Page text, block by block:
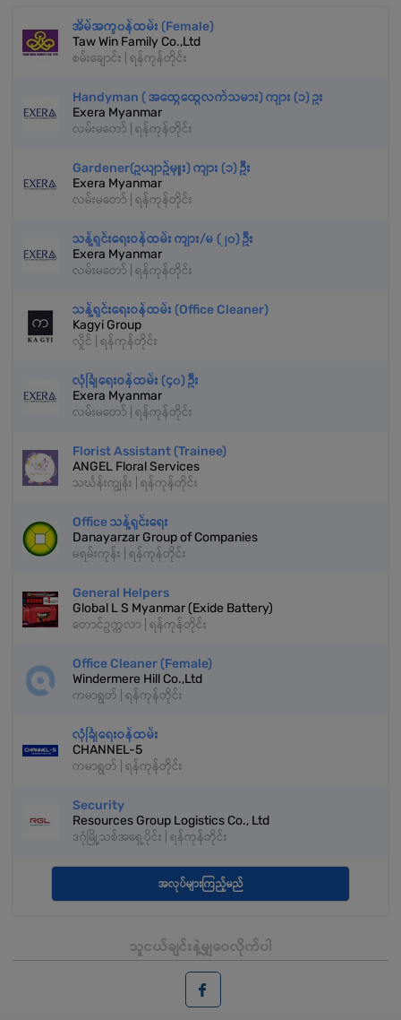
အိမ်အကူ၀န်ထမ်း (Female)
Taw Win Family Co.,Ltd
စမ်းချောင်း | ရန်ကုန်တိုင်း
Handyman ( အထွေထွေလက်သမား) ကျား (၁) ဥး
Exera Myanmar
လမ်းမတော် | ရန်ကုန်တိုင်း
Gardener(ဥယျာဥ်မှူး) ကျား (၁) ဦး
Exera Myanmar
လမ်းမတော် | ရန်ကုန်တိုင်း
သန့်ရှင်းရေးဝန်ထမ်း ကျား/မ (၂၀) ဦး
Exera Myanmar
လမ်းမတော် | ရန်ကုန်တိုင်း
သန့်ရှင်းရေးဝန်ထမ်း (Office Cleaner)
Kagyi Group
လှိုင် | ရန်ကုန်တိုင်း
လုံခြုံရေးဝန်ထမ်း (၄၀) ဦး
Exera Myanmar
လမ်းမတော် | ရန်ကုန်တိုင်း
Florist Assistant (Trainee)
ANGEL Floral Services
သင်္ဃန်းကျွန်း | ရန်ကုန်တိုင်း
Office သန့်ရှင်းရေး
Danayarzar Group of Companies
မရမ်းကုန်း | ရန်ကုန်တိုင်း
General Helpers
Global L S Myanmar (Exide Battery)
တောင်ဥက္ကလာ | ရန်ကုန်တိုင်း
Office Cleaner (Female)
Windermere Hill Co.,Ltd
ကမာရွတ် | ရန်ကုန်တိုင်း
လုံခြုံရေးဝန်ထမ်း
CHANNEL-5
ကမာရွတ် | ရန်ကုန်တိုင်း
Security
Resources Group Logistics Co., Ltd
ဒဂုံမြို့သစ်အရှေ့ပိုင်း | ရန်ကုန်တိုင်း
အလုပ်များကြည့်မည်
သူငယ်ချင်းနဲ့မျှဝေလိုက်ပါ